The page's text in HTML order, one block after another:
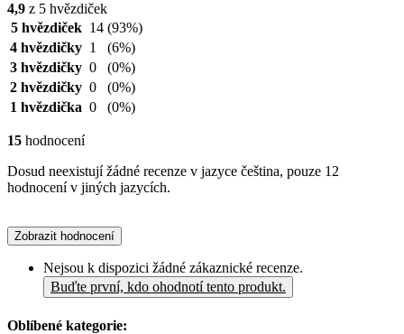
4,9 z 5 hvězdiček
5 hvězdiček 14 (93%)
4 hvězdičky 1
(6%)
3 hvězdičky 0
(0%)
2 hvězdičky 0
(0%)
1 hvězdička 0 (0%)
15 hodnocení
Dosud neexistují žádné recenze v jazyce čeština, pouze 12
hodnocení v jiných jazycích.
Zobrazit hodnocení
Nejsou k dispozici žádné zákaznické recenze.
Buďte první, kdo ohodnotí tento produkt.
Oblíbené kategorie: